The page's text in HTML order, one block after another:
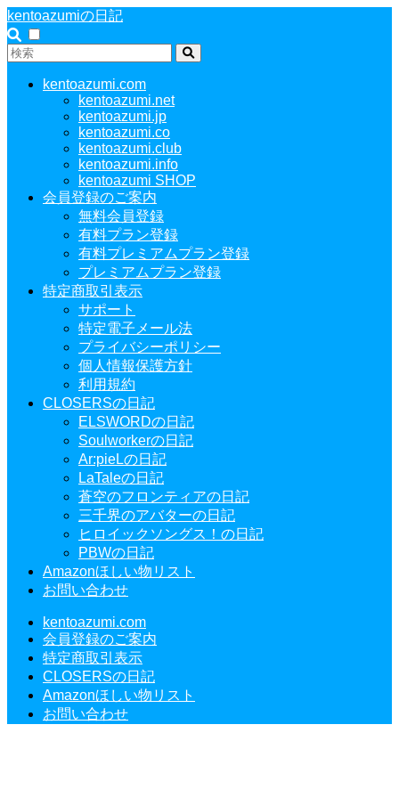
kentoazumiの日記
kentoazumi.com
kentoazumi.net
kentoazumi.jp
kentoazumi.co
kentoazumi.club
kentoazumi.info
kentoazumi SHOP
会員登録のご案内
無料会員登録
有料プラン登録
有料プレミアムプラン登録
プレミアムプラン登録
特定商取引表示
サポート
特定電子メール法
プライバシーポリシー
個人情報保護方針
利用規約
CLOSERSの日記
ELSWORDの日記
Soulworkerの日記
Ar:pieLの日記
LaTaleの日記
蒼空のフロンティアの日記
三千界のアバターの日記
ヒロイックソングス！の日記
PBWの日記
Amazonほしい物リスト
お問い合わせ
kentoazumi.com
会員登録のご案内
特定商取引表示
CLOSERSの日記
Amazonほしい物リスト
お問い合わせ